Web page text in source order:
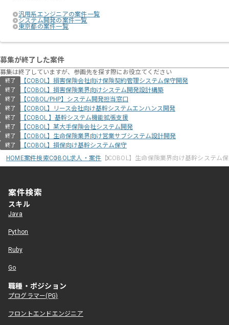
汎用系エンジニアの案件一覧
システム開発の案件一覧
東京都の案件一覧
募集が終了した案件
募集は終了していますが、参画先を探す際にお役立てください
終了 【COBOL】損害保険会社向け保険契約管理システム保守開発
終了 【COBOL】損害保険業界向けシステム開発設計構築
終了 【COBOL/PHP】システム開発担当窓口
終了 【COBOL】リース会社向け基幹システムエンハンス開発
終了 【COBOL 】基幹システム機能拡張支援
終了 【COBOL】某大手保険会社システム開発
終了 【COBOL】生命保険業界向け営業サブシステム設計開発
終了
【COBOL】損保向け基幹システム保守
HOME案件検索COBOL求人・案件 【COBOL】生命保険業界向け基幹システム
案件検索
スキル
Java
Python
Ruby
Go
職種・ポジション
プログラマー(PG)
フロントエンドエンジニア